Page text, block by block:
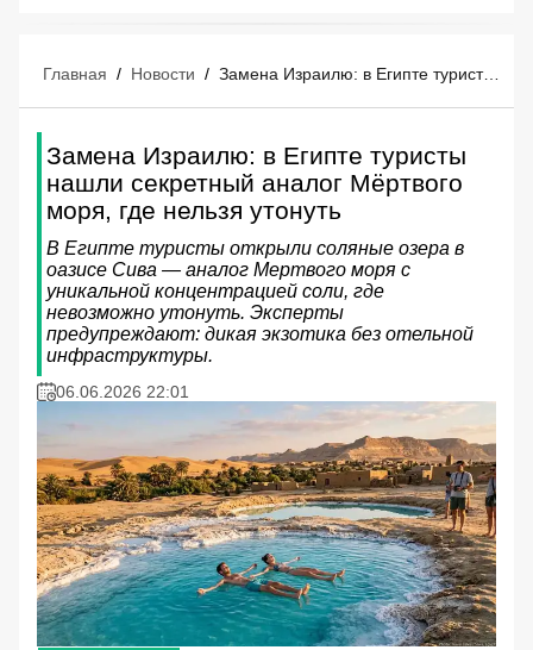
Главная / Новости / Замена Израилю: в Египте туристы нашли секретный аналог Мёртвого моря, где нельзя утонуть
Замена Израилю: в Египте туристы
нашли секретный аналог Мёртвого
моря, где нельзя утонуть
В Египте туристы открыли соляные озера в
оазисе Сива — аналог Мертвого моря с
уникальной концентрацией соли, где
невозможно утонуть. Эксперты
предупреждают: дикая экзотика без отельной
инфраструктуры.
06.06.2026 22:01